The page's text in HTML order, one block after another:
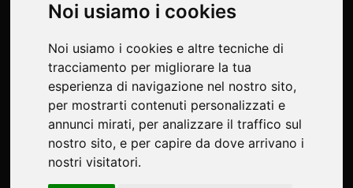
Noi usiamo i cookies
Noi usiamo i cookies e altre tecniche di
tracciamento per migliorare la tua
esperienza di navigazione nel nostro sito,
per mostrarti contenuti personalizzati e
annunci mirati, per analizzare il traffico sul
nostro sito, e per capire da dove arrivano i
nostri visitatori.
Passeggiata per i vicoli dell'antico rione, commemorando il
27 gennaio, Giorno della Memoria